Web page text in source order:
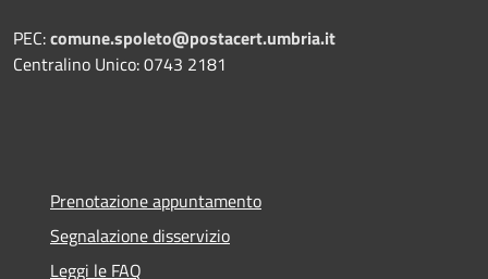
PEC:comune.spoleto@postacert.umbria.it
Centralino Unico: 0743 2181
Prenotazione appuntamento
Segnalazione disservizio
Leggi le FAQ